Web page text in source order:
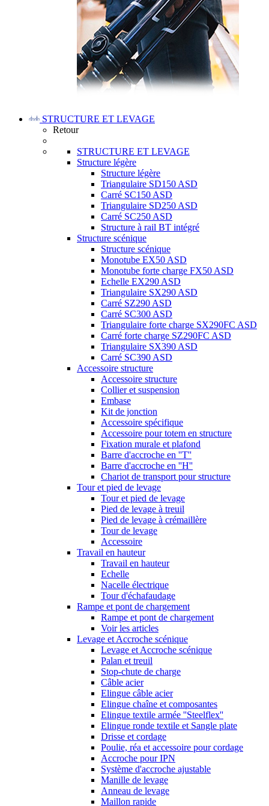
STRUCTURE ET LEVAGE
Retour
STRUCTURE ET LEVAGE
Structure légère
Structure légère
Triangulaire SD150 ASD
Carré SC150 ASD
Triangulaire SD250 ASD
Carré SC250 ASD
Structure à rail BT intégré
Structure scénique
Structure scénique
Monotube EX50 ASD
Monotube forte charge FX50 ASD
Echelle EX290 ASD
Triangulaire SX290 ASD
Carré SZ290 ASD
Carré SC300 ASD
Triangulaire forte charge SX290FC ASD
Carré forte charge SZ290FC ASD
Triangulaire SX390 ASD
Carré SC390 ASD
Accessoire structure
Accessoire structure
Collier et suspension
Embase
Kit de jonction
Accessoire spécifique
Accessoire pour totem en structure
Fixation murale et plafond
Barre d'accroche en ''T''
Barre d'accroche en ''H''
Chariot de transport pour structure
Tour et pied de levage
Tour et pied de levage
Pied de levage à treuil
Pied de levage à crémaillère
Tour de levage
Accessoire
Travail en hauteur
Travail en hauteur
Echelle
Nacelle électrique
Tour d'échafaudage
Rampe et pont de chargement
Rampe et pont de chargement
Voir les articles
Levage et Accroche scénique
Levage et Accroche scénique
Palan et treuil
Stop-chute de charge
Câble acier
Elingue câble acier
Elingue chaîne et composantes
Elingue textile armée ''Steelflex''
Elingue ronde textile et Sangle plate
Drisse et cordage
Poulie, réa et accessoire pour cordage
Accroche pour IPN
Système d'accroche ajustable
Manille de levage
Anneau de levage
Maillon rapide